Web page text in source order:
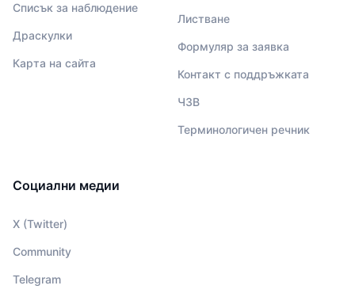
Списък за наблюдение
Драскулки
Карта на сайта
Листване
Формуляр за заявка
Контакт с поддръжката
ЧЗВ
Терминологичен речник
Социални медии
X (Twitter)
Community
Telegram